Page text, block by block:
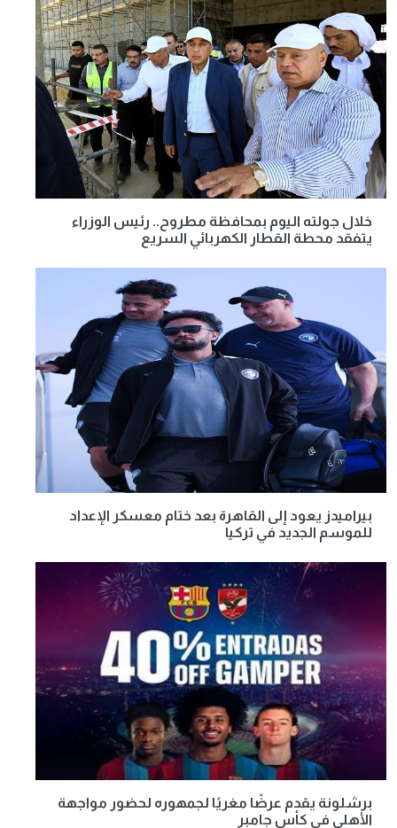
خلال جولته اليوم بمحافظة مطروح.. رئيس الوزراء
يتفقد محطة القطار الكهربائي السريع
بيراميدز يعود إلى القاهرة بعد ختام معسكر الإعداد
للموسم الجديد في تركيا
برشلونة يقدم عرضًا مغريًا لجمهوره لحضور مواجهة
الأهلي في كأس جامبر